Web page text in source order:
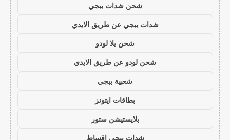
شحن شدات ببجي
شدات ببجي عن طريق الايدي
شحن يلا لودو
شحن لودو عن طريق الايدي
شعبية ببجي
بطاقات ايتونز
بلايستيشن ستور
شدات ببجي اقساط